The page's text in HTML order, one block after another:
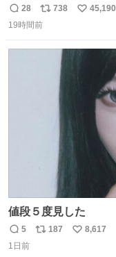
長男
返
信
28
リ
ポ
738
い
数
45,190
19時間前
値段５度見した
返
信
5
リ
187
い
8,617
1日前